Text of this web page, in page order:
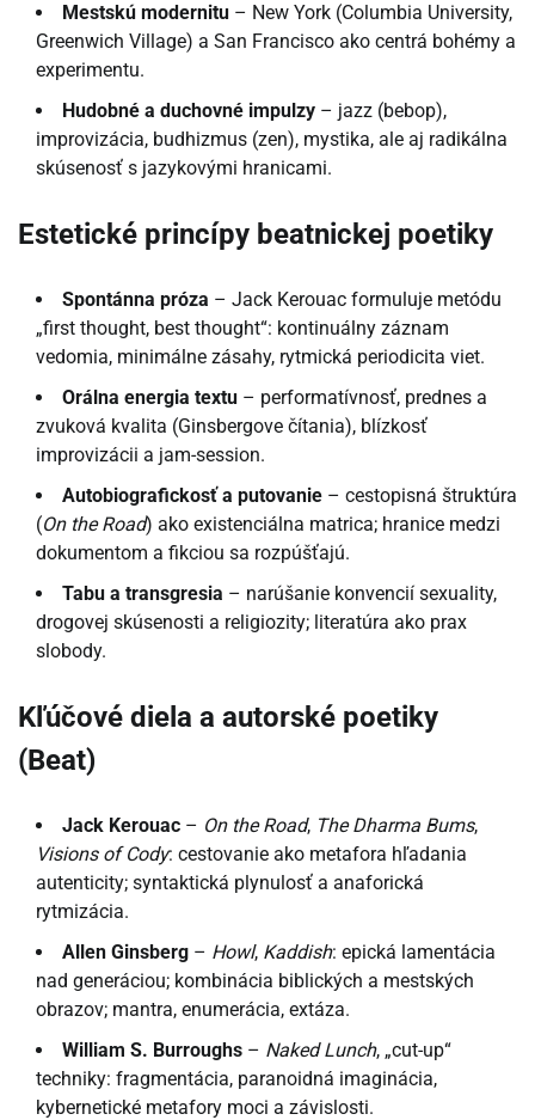
Mestskú modernitu – New York (Columbia University,
Greenwich Village) a San Francisco ako centrá bohémy a
experimentu.
Hudobné a duchovné impulzy – jazz (bebop),
improvizácia, budhizmus (zen), mystika, ale aj radikálna
skúsenosť s jazykovými hranicami.
Estetické princípy beatnickej poetiky
Spontánna próza – Jack Kerouac formuluje metódu
„first thought, best thought“: kontinuálny záznam
vedomia, minimálne zásahy, rytmická periodicita viet.
Orálna energia textu – performatívnosť, prednes a
zvuková kvalita (Ginsbergove čítania), blízkosť
improvizácii a jam-session.
Autobiografickosť a putovanie – cestopisná štruktúra
(On the Road) ako existenciálna matrica; hranice medzi
dokumentom a fikciou sa rozpúšťajú.
Tabu a transgresia – narúšanie konvencií sexuality,
drogovej skúsenosti a religiozity; literatúra ako prax
slobody.
Kľúčové diela a autorské poetiky
(Beat)
Jack Kerouac – On the Road, The Dharma Bums,
Visions of Cody: cestovanie ako metafora hľadania
autenticity; syntaktická plynulosť a anaforická
rytmizácia.
Allen Ginsberg – Howl, Kaddish: epická lamentácia
nad generáciou; kombinácia biblických a mestských
obrazov; mantra, enumerácia, extáza.
William S. Burroughs – Naked Lunch, „cut-up“
techniky: fragmentácia, paranoidná imaginácia,
kybernetické metafory moci a závislosti.